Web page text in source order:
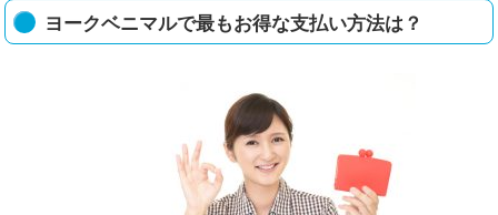
ヨークベニマルで最もお得な支払い方法は？